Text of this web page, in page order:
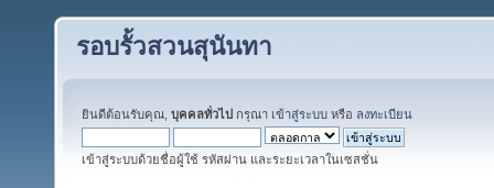
รอบรั้วสวนสุนันทา
ยินดีต้อนรับคุณ, บุคคลทั่วไป กรุณา เข้าสู่ระบบ หรือ ลงทะเบียน
เข้าสู่ระบบด้วยชื่อผู้ใช้ รหัสผ่าน และระยะเวลาในเซสชั่น